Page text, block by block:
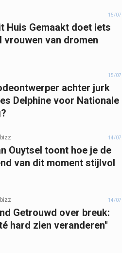
15/07
Huis Gemaakt doet iets
vrouwen van dromen
15/07
achter jurk
Delphine voor Nationale
14/07
Ouytsel toont hoe je de
van dit moment stijlvol
14/07
Getrouwd over breuk:
hard zien veranderen"